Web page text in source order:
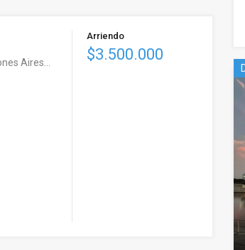
Aires…
Arriendo
$3.500.000